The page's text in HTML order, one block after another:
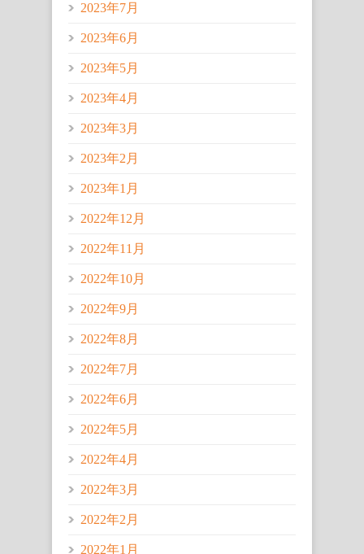
2023年7月
2023年6月
2023年5月
2023年4月
2023年3月
2023年2月
2023年1月
2022年12月
2022年11月
2022年10月
2022年9月
2022年8月
2022年7月
2022年6月
2022年5月
2022年4月
2022年3月
2022年2月
2022年1月